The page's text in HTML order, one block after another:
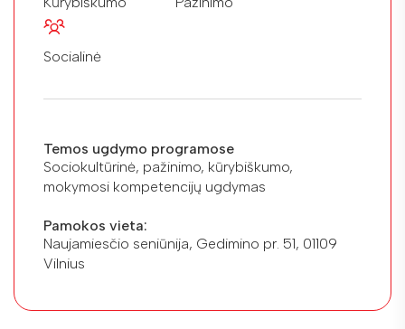
Socialinė
Temos ugdymo programose
Sociokultūrinė, pažinimo, kūrybiškumo,
mokymosi kompetencijų ugdymas
Pamokos vieta:
Naujamiesčio seniūnija, Gedimino pr. 51, 01109
Vilnius